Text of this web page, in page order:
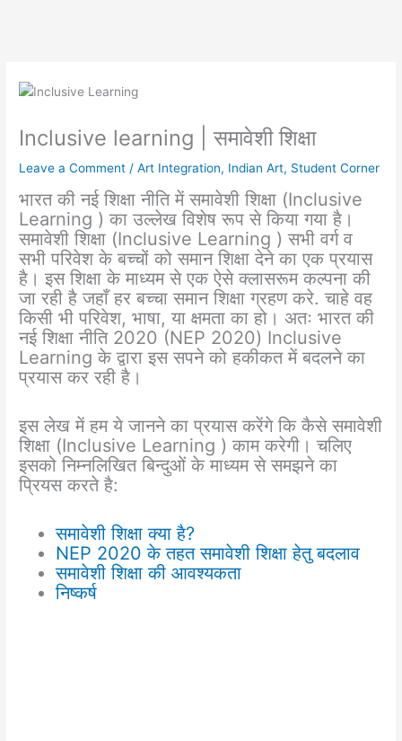
Inclusive learning | समावेशी शिक्षा
Leave a Comment /Art Integration, Indian Art, Student Corner
भारत की नई शिक्षा नीति में समावेशी शिक्षा (Inclusive
Learning ) का उल्लेख विशेष रूप से किया गया है।
समावेशी शिक्षा (Inclusive Learning ) सभी वर्ग व
सभी परिवेश के बच्चों को समान शिक्षा देने का एक प्रयास
है। इस शिक्षा के माध्यम से एक ऐसे क्लासरूम कल्पना की
जा रही है जहाँ हर बच्चा समान शिक्षा ग्रहण करे. चाहे वह
किसी भी परिवेश, भाषा, या क्षमता का हो। अतः भारत की
नई शिक्षा नीति 2020 (NEP 2020) Inclusive
Learning के द्वारा इस सपने को हकीकत में बदलने का
प्रयास कर रही है।
इस लेख में हम ये जानने का प्रयास करेंगे कि कैसे समावेशी
शिक्षा (Inclusive Learning ) काम करेगी। चलिए
इसको निम्नलिखित बिन्दुओं के माध्यम से समझने का
प्रियस करते है:
समावेशी शिक्षा क्या है?
NEP 2020 के तहत समावेशी शिक्षा हेतु बदलाव
समावेशी शिक्षा की आवश्यकता
निष्कर्ष